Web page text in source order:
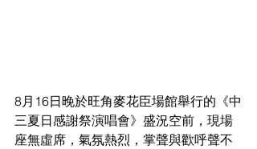
8月16日晚於旺角麥花臣場館舉行的《中
三夏日感謝祭演唱會》盛況空前，現場
座無虛席，氣氛熱烈，掌聲與歡呼聲不